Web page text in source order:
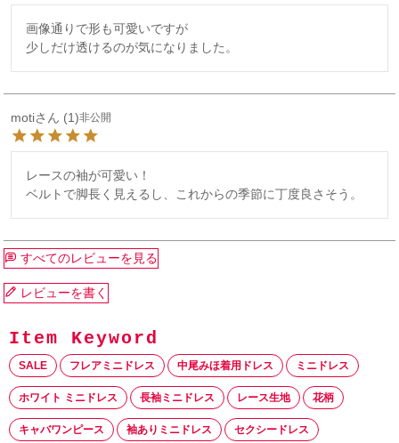
画像通りで形も可愛いですが
少しだけ透けるのが気になりました。
moti 1 非公開
レースの袖が可愛い！
すべてのレビューを見る
レビューを書く
SALE フレアミニドレス 中尾みほ着用ドレス ミニドレス
ホワイト ミニドレス 長袖ミニドレス レース生地 花柄
キャバワンピース 袖ありミニドレス セクシードレス